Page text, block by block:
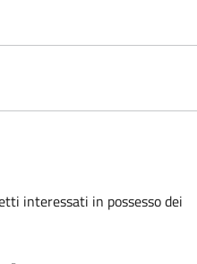
interessati in possesso dei